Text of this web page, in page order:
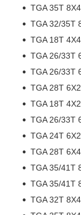
TGA 35T
TGA 32/35T
TGA 18T
TGA 26/33T
TGA 26/33T
TGA 28T
TGA 18T
TGA 26/33T
TGA 24T
TGA 28T
TGA 35/41T
TGA 35/41T
TGA 32T